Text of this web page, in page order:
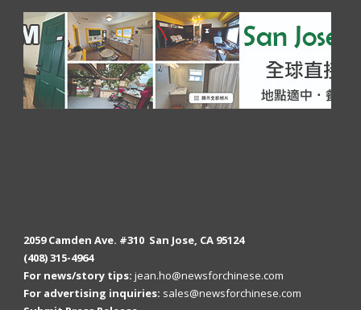
2059 Camden Ave. #310 San Jose, CA 95124
(408) 315-4964
For news/story tips: jean.ho@newsforchinese.com
For advertising inquiries: sales@newsforchinese.com